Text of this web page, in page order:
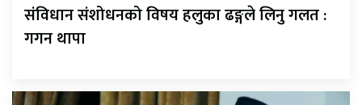
संविधान संशोधनको विषय हलुका ढङ्गले लिनु गलत :
गगन थापा